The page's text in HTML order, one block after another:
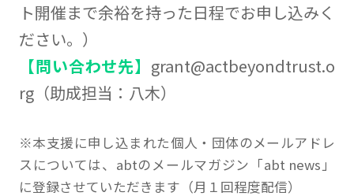
ト開催まで余裕を持った日程でお申し込みく
ださい。）
【問い合わせ先】 grant@actbeyondtrust.o
rg（助成担当：八木）
※本支援に申し込まれた個人・団体のメールアドレ
スについては、abtのメールマガジン「abt news」
に登録させていただきます（月１回程度配信）